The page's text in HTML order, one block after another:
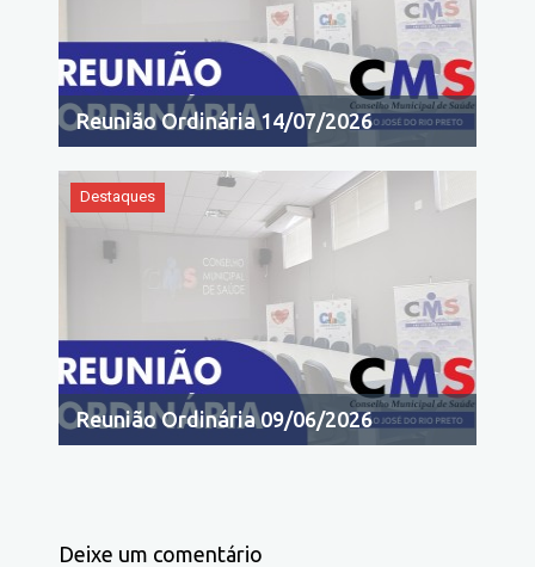
Reunião Ordinária 14/07/2026
Destaques
Reunião Ordinária 09/06/2026
Deixe um comentário